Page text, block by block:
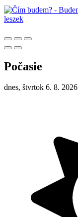
Počasie
dnes, štvrtok 6. 8. 2026